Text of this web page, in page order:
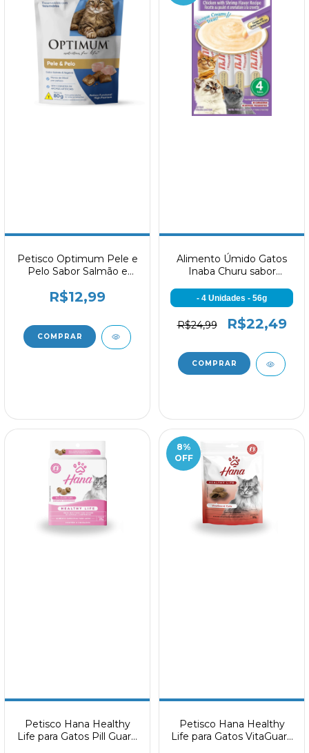
Petisco Optimum Pele e
Pelo Sabor Salmão e
Adultos 80g
R$12,99
Alimento Úmido Gatos
Inaba Churu sabor
Camarão
- 4 Unidades - 56g
R$24,99 R$22,49
Petisco Hana Healthy
Life para Gatos Pill Guard
8%
OFF
Petisco Hana Healthy
Life para Gatos VitaGuard